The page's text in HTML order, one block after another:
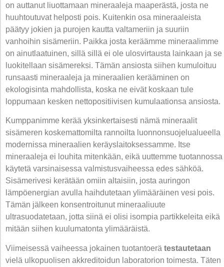
on auttanut liuottamaan mineraaleja maaperästä, josta ne
huuhtoutuvat helposti pois. Kuitenkin osa mineraaleista
päätyy jokien ja purojen kautta valtameriin ja suuriin
vanhoihin sisämeriin. Paikka josta keräämme mineraalimme
on ainutlaatuinen, sillä sillä ei ole ulosvirtausta lainkaan ja se
luokitellaan sisämereksi. Tämän ansiosta siihen kumuloituu
runsaasti mineraaleja ja mineraalien kerääminen on
ekologisinta mahdollista, koska ne eivät koskaan tule
loppumaan kesken nettopositiivisen kumulaationsa ansiosta.
Kumppanimme kerää yksinkertaisesti nämä mineraalit
sisämeren koskemattomilta rannoilta luonnonsuojelualueella
modernissa mineraalien keräyslaitoksessamme. Itse
mineraaleja ei louhita mitenkään, eikä uuttemme tuotannossa
käytetä varsinaisessa valmistusvaiheessa edes sähköä.
Sisämerivesi kerätään omiin altaisiin, josta auringon
lämpöenergian avulla haihdutetaan ylimääräinen vesi pois.
Tämän jälkeen konsentroitunut mineraaliuute
ultrasuodatetaan, jotta siinä ei olisi isompia partikkeleita eikä
mitään siihen kuulumatonta ylimääräistä.
Viimeisessä vaiheessa jokainen tuotantoerä testautetaan
vielä ulkopuolisen akkreditoidun laboratorion toimesta. Täten